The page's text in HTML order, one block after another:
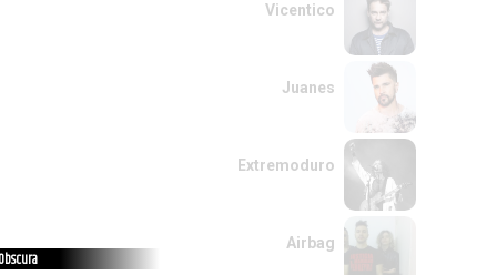
Vicentico
Juanes
Extremoduro
Airbag